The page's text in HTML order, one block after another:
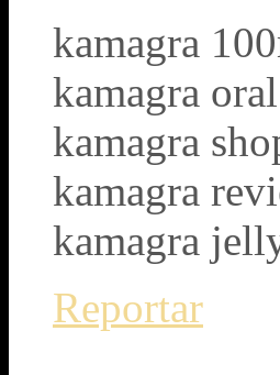
kamagra
kamagra
kamagra
kamagra
kamagra
Reportar